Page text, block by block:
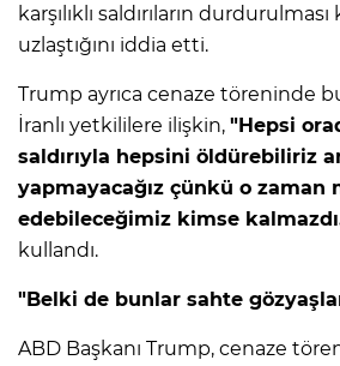
karşılıklı saldırıların
uzlaştığını iddia etti.
Trump ayrıca cenaze töreninde
İranlı yetkililere ilişkin, "Hepsi
saldırıyla hepsini öldürebiliriz
yapmayacağız çünkü o zaman
edebileceğimiz kimse
kullandı.
"Belki de bunlar sahte
ABD Başkanı Trump, cenaze